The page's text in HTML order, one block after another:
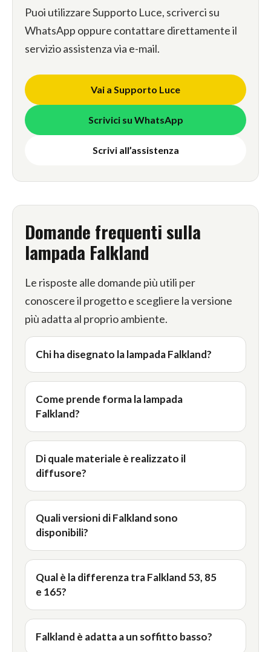
Puoi utilizzare Supporto Luce, scriverci su
WhatsApp oppure contattare direttamente il
servizio assistenza via e-mail.
Vai a Supporto Luce
Scrivici su WhatsApp
Scrivi all’assistenza
Domande frequenti sulla
lampada Falkland
Le risposte alle domande più utili per
conoscere il progetto e scegliere la versione
più adatta al proprio ambiente.
Chi ha disegnato la lampada Falkland?
Come prende forma la lampada
Falkland?
Di quale materiale è realizzato il
diffusore?
Quali versioni di Falkland sono
disponibili?
Qual è la differenza tra Falkland 53, 85
e 165?
Falkland è adatta a un soffitto basso?